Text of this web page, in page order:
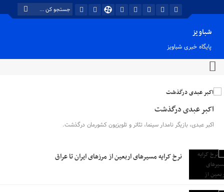
شباویز
پایگاه خبری شباویز
اکبر عبدی درگذشت
اکبر عبدی، بازیگر نامدار سینما، تئاتر و تلویزیون کشورمان درگذشت.
نرخ کرایه مسیرهای اربعین از مرزهای ایران تا عراق